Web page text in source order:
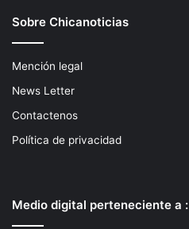
Sobre Chicanoticias
Mención legal
News Letter
Contactenos
Política de privacidad
Medio digital perteneciente a :